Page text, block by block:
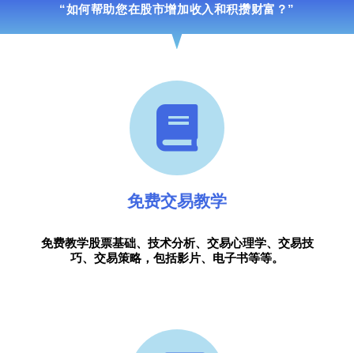
“如何帮助您在股市增加收入和积攒财富？”
免费交易教学
免费教学股票基础、技术分析、交易心理学、交易技
巧、交易策略，包括影片、电子书等等。